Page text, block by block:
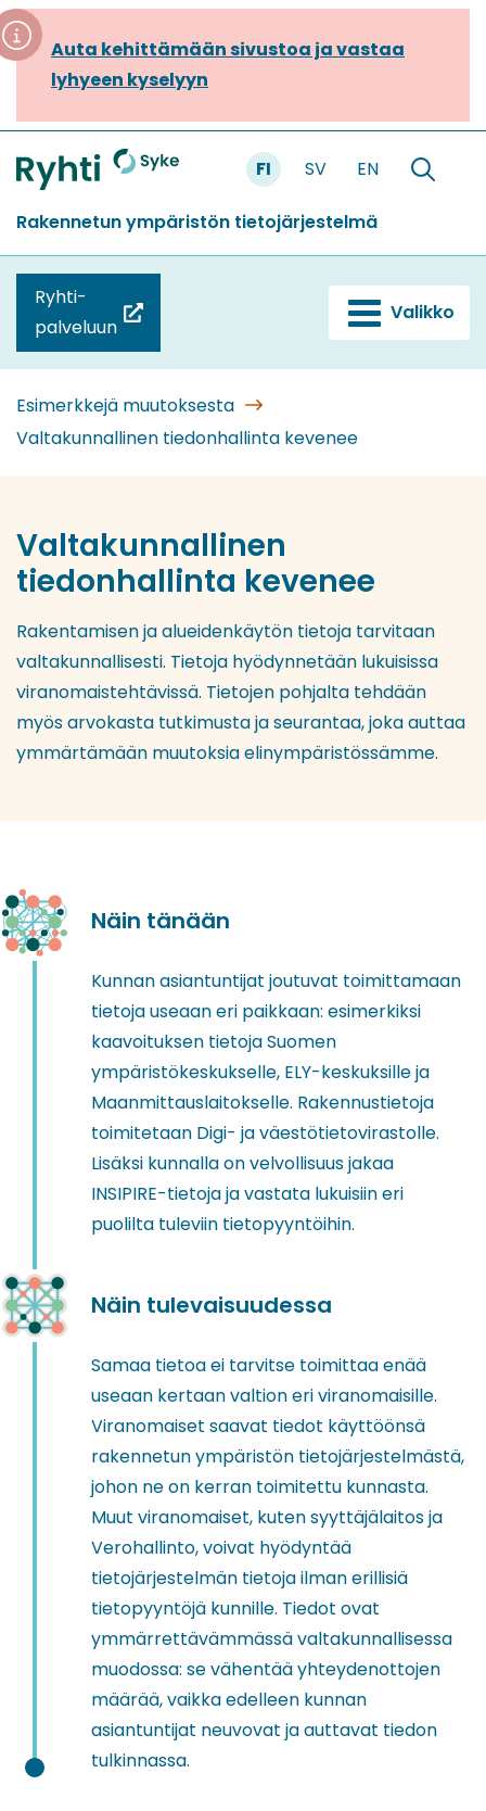
Siirry
sisältöönAuta kehittämään sivustoa ja vastaa
lyhyeen kyselyyn
Etusivu
FI SV EN
Hae
Rakennetun ympäristön tietojärjestelmä
Ryhti-
palveluun
(siirryt
toiseen
Valikko
Esimerkkejä muutoksesta
Valtakunnallinen tiedonhallinta kevenee
Valtakunnallinen
tiedonhallinta kevenee
Rakentamisen ja alueidenkäytön tietoja tarvitaan
valtakunnallisesti. Tietoja hyödynnetään lukuisissa
viranomaistehtävissä. Tietojen pohjalta tehdään
myös arvokasta tutkimusta ja seurantaa, joka auttaa
ymmärtämään muutoksia elinympäristössämme.
Näin tänään
Kunnan asiantuntijat joutuvat toimittamaan
tietoja useaan eri paikkaan: esimerkiksi
kaavoituksen tietoja Suomen
ympäristökeskukselle, ELY-keskuksille ja
Maanmittauslaitokselle. Rakennustietoja
toimitetaan Digi- ja väestötietovirastolle.
Lisäksi kunnalla on velvollisuus jakaa
INSIPIRE-tietoja ja vastata lukuisiineri
puolilta tuleviin tietopyyntöihin.
Näin tulevaisuudessa
Samaa tietoa ei tarvitse toimittaa enää
useaan kertaan valtion eri viranomaisille.
Viranomaiset saavat tiedot käyttöönsä
rakennetun ympäristön tietojärjestelmästä,
johon ne on kerran toimitettu kunnasta.
Muut viranomaiset, kuten syyttäjälaitos ja
Verohallinto, voivat hyödyntää
tietojärjestelmän tietoja ilman erillisiä
tietopyyntöjä kunnille. Tiedot ovat
ymmärrettävämmässä valtakunnallisessa
muodossa: sevähentää yhteydenottojen
määrää, vaikka edelleen kunnan
asiantuntijat neuvovat ja auttavat tiedon
tulkinnassa.